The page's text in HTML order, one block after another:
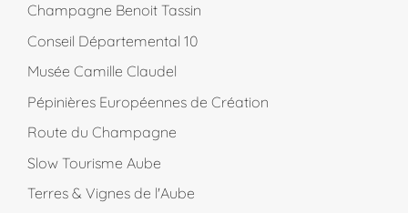
Champagne Benoit Tassin
Conseil Départemental 10
Musée Camille Claudel
Pépinières Européennes de Création
Route du Champagne
Slow Tourisme Aube
Terres & Vignes de l'Aube